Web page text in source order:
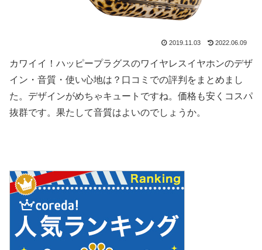
2019.11.03 2022.06.09
カワイイ！ハッピープラグスのワイヤレスイヤホンのデザ
イン・音質・使い心地は？口コミでの評判をまとめまし
た。デザインがめちゃキュートですね。価格も安くコスパ
抜群です。果たして音質はよいのでしょうか。